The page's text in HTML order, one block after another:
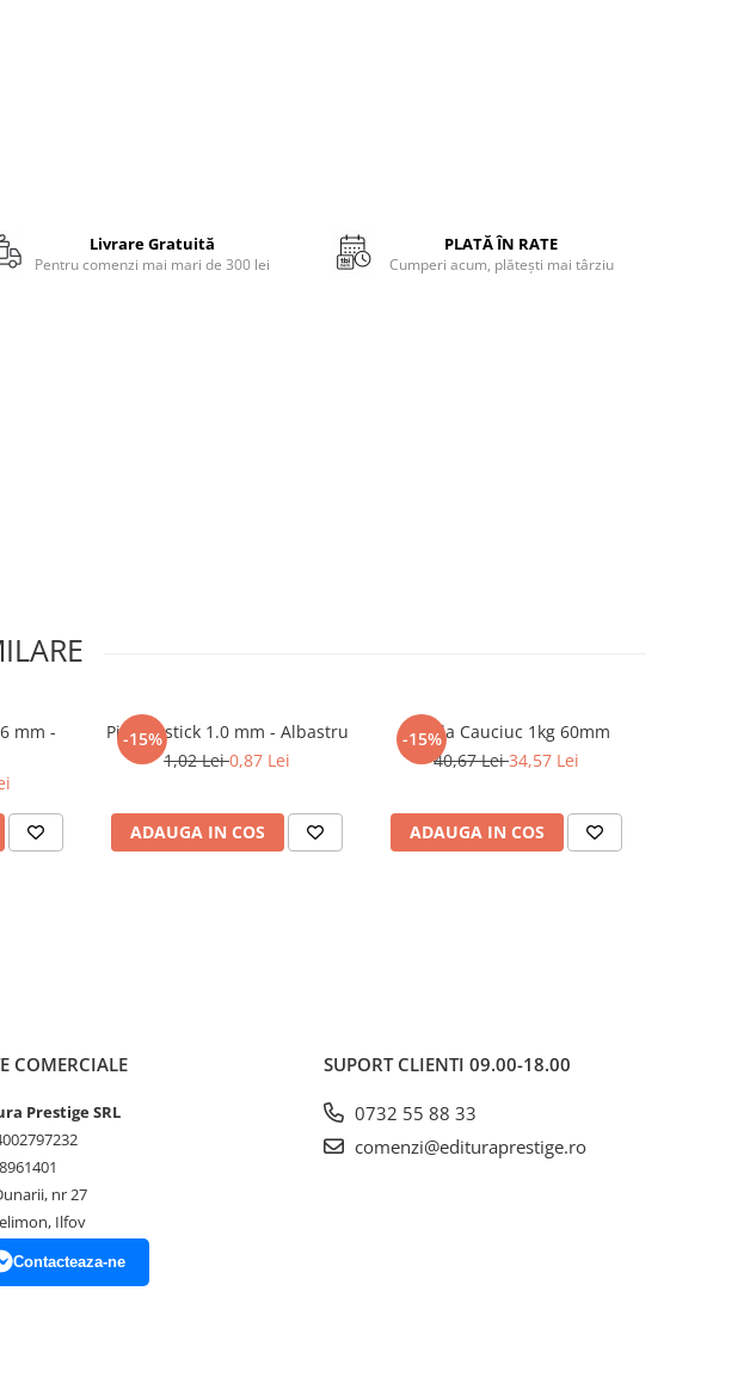
Livrare Gratuită
Pentru comenzi mai mari de 300 lei
PLATĂ ÎN RATE
Cumperi acum, plătești mai târziu
mm -
-15%
Pix Flexstick 1.0 mm - Albastru
1,02 Lei0,87 Lei
ADAUGA IN COS
-15%
Banda Cauciuc 1kg 60mm
40,67 Lei34,57 Lei
ADAUGA IN COS
COMERCIALE
Prestige SRL
nr 27
Ilfov
Contacteaza-ne
SUPORT CLIENTI 09.00-18.00
0732 55 88 33
comenzi@edituraprestige.ro